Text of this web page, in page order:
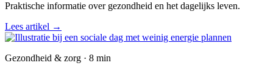
Praktische informatie over gezondheid en het dagelijks leven.
Lees artikel →
Gezondheid & zorg · 8 min